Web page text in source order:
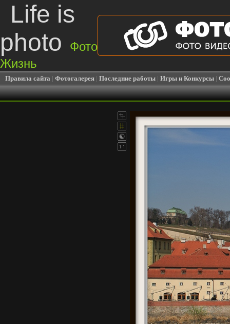
Life is
photo
Фото
Жизнь
Правила сайта | Фотогалерея | Последние работы | Игры и Конкурсы |